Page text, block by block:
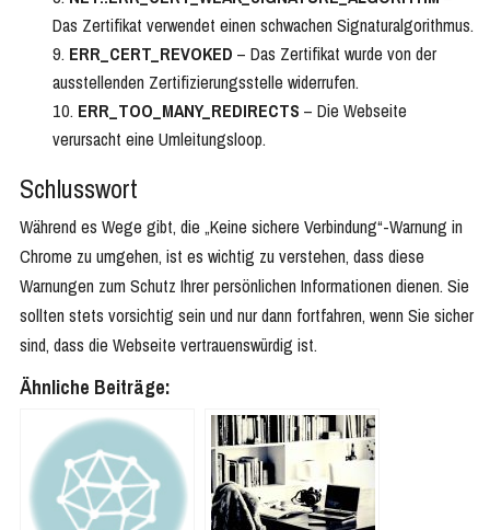
Das Zertifikat verwendet einen schwachen Signaturalgorithmus.
ERR_CERT_REVOKED – Das Zertifikat wurde von der
ausstellenden Zertifizierungsstelle widerrufen.
ERR_TOO_MANY_REDIRECTS – Die Webseite
verursacht eine Umleitungsloop.
Schlusswort
Während es Wege gibt, die „Keine sichere Verbindung“-Warnung in
Chrome zu umgehen, ist es wichtig zu verstehen, dass diese
Warnungen zum Schutz Ihrer persönlichen Informationen dienen. Sie
sollten stets vorsichtig sein und nur dann fortfahren, wenn Sie sicher
sind, dass die Webseite vertrauenswürdig ist.
Ähnliche Beiträge: